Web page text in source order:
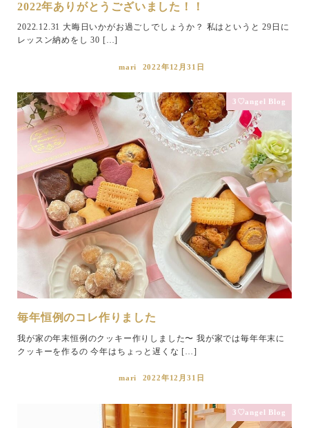
2022年ありがとうございました！！
2022.12.31 大晦日いかがお過ごしでしょうか？ 私はというと 29日に
レッスン納めをし 30 […]
mari 2022年12月31日
3♡angel Blog
毎年恒例のコレ作りました
我が家の年末恒例のクッキー作りしました〜 我が家では毎年年末に
クッキーを作るの 今年はちょっと遅くな […]
mari 2022年12月31日
3♡angel Blog